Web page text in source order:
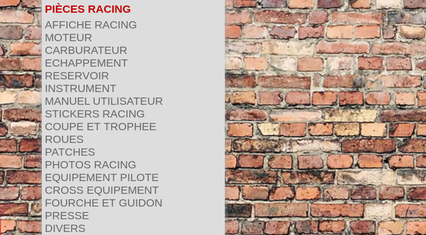
PIÈCES RACING
AFFICHE RACING
MOTEUR
CARBURATEUR
ECHAPPEMENT
RESERVOIR
INSTRUMENT
MANUEL UTILISATEUR
STICKERS RACING
COUPE ET TROPHEE
ROUES
PATCHES
PHOTOS RACING
EQUIPEMENT PILOTE
CROSS EQUIPEMENT
FOURCHE ET GUIDON
PRESSE
DIVERS